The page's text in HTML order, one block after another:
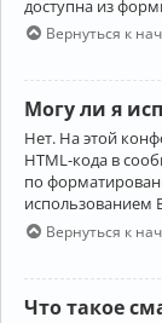
доступна из
Вернуться к
Могу ли я
Нет. На этой
HTML-кода в
по
использованием
Вернуться к
Что такое